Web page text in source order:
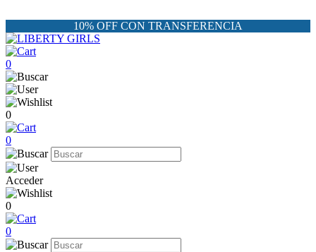
10% OFF CON TRANSFERENCIA
0
0
0
Acceder
0
0